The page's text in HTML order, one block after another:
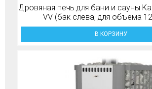
Дровяная печь для бани и сауны
VV (бак слева, для объема
В КОРЗИНУ